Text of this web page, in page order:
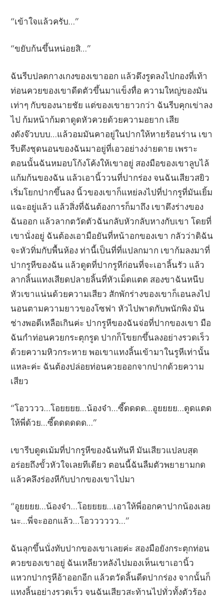
“เข้าใจแล้วครับ…”
“ขยับก้นขึ้นหน่อยสิ…”
ฉันรีบปลดกางเกงของเขาออก แล้วดึงรูดลงไปกองที่เท้า
ท่อนควยของเขาดีดตัวขึ้นมาแข็งทื่อ ความใหญ่ของมัน
เท่าๆ กับของนายชัย แต่ของเขายาวกว่า ฉันรีบคุกเข่าลง
ไป ก้มหน้าก้มตาดูดหัวควยด้วยความอยาก เสีย
งดังจ๊วบบบ…แล้วอมมันคาอยู่ในปากให้หายร้อนร่าน เขา
รีบดึงชุดนอนของฉันมาอยู่ที่เอวอย่างง่ายดาย เพราะ
ตอนนั้นฉันหมอบโก้งโค้งให้เขาอยู่ สองมือของเขาลูบไล้
แก้มก้นของฉัน แล้วเอานิ้ววนที่ปากร่อง จนฉันเสียวสยิว
เริ่มโยกปากขึ้นลง นิ้วของเขาก็แหย่ลงไปที่ปากรูที่มันเยิ้ม
แฉะอยู่แล้ว แล้วสิ่งที่ฉันต้องการก็มาถึง เขาดึงร่างของ
ฉันออก แล้วลากตวัดตัวฉันกลับหัวกลับหางกับเขา โดยที่
เขานั่งอยู่ ฉันต้องเอามือยันที่หน้าอกของเขา กลัวว่าดิฉัน
จะหัวทิ่มกับพื้นห้อง ท่านี้เป็นที่ที่แปลกมาก เขาก้มลงมาที่
ปากรูหีของฉัน แล้วดูดที่ปากรูหีก่อนที่จะเอาลิ้นรัว แล้ว
ลากลิ้นแทงเสียดปลายลิ้นที่หัวเม็ดแตด สองขาฉันหนีบ
หัวเขาแน่นด้วยความเสียว สักพักร่างของเขาก็เอนลงไป
นอนตามความยาวของโซฟา หัวไปพาดกับพนักพิง มัน
ช่างพอดีเหลือเกินค่ะ ปากรูหีของฉันจ่อที่ปากของเขา มือ
ฉันกำท่อนควยกระตุกรูด ปากก็โขยกขึ้นลงอย่างรวดเร็ว
ด้วยความหิวกระหาย พอเขาแทงลิ้นเข้ามาในรูหีเท่านั้น
แหละค่ะ ฉันต้องปล่อยท่อนควยออกจากปากด้วยความ
เสียว
“โอวววว…โอยยยย…น้องจ๋า…ซี๊ดดดด…อูยยยย…ดูดแตด
ให้พี่ด้วย…ซี๊ดดดดดด…”
เขารีบดูดเม้มที่ปากรูหีของฉันทันที มันเสียวแปลบสุด
อร่อยถึงขั้วหัวใจเลยทีเดียว ตอนนี้ฉันลืมตัวพยายามกด
แล้วคลึงร่องหีกับปากของเขาไปมา
“อูยยยย…น้องจ๋า…โอยยยย…เอาให้พี่ออกคาปากน้องเลย
นะ…พี่จะออกแล้ว…โอวววววว…”
ฉันลุกขึ้นนั่งทับปากของเขาเลยค่ะ สองมือยังกระตุกท่อน
ควยของเขาอยู่ ฉันเหลียวหลังไปมองเห็นเขาเอานิ้ว
แหวกปากรูหีอ้าออกอีก แล้วตวัดลิ้นดีดปากร่อง จากนั้นก็
แทงลิ้นอย่างรวดเร็ว จนฉันเสียวสะท้านไปทั่วทั้งตัวร้อง